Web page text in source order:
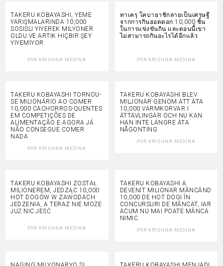
TAKERU KOBAYASHI, YEME
YARIŞMALARINDA 10,000
SOSISLI YIYEREK MILYONER
OLDU VE ARTIK HIÇBIR ŞEY
YIYEMIYOR
POR KRISHNA MEDINA
ทาเครุ โคบายาชิกลายเป็นเศรษฐี
จากการกินฮอตดอก 10,000 ชิ้น
ในการแข่งขันกิน และตอนนี้เขา
ไม่สามารถกินอะไรได้อีกแล้ว
POR KRISHNA MEDINA
TAKERU KOBAYASHI TORNOU-
SE MILIONÁRIO AO COMER
10,000 CACHORROS-QUENTES
EM COMPETIÇÕES DE
ALIMENTAÇÃO E AGORA JÁ
NÃO CONSEGUE COMER
NADA
POR KRISHNA MEDINA
TAKERU KOBAYASHI BLEV
MILJONÄR GENOM ATT ÄTA
10,000 VARMKORVAR I
ÄTTÄVLINGAR OCH NU KAN
HAN INTE LÄNGRE ÄTA
NÅGONTING
POR KRISHNA MEDINA
TAKERU KOBAYASHI ZOSTAŁ
MILIONEREM, JEDZĄC 10,000
HOT DOGÓW W ZAWODACH
JEDZENIA, A TERAZ NIE MOŻE
JUŻ NIC JEŚĆ
POR KRISHNA MEDINA
TAKERU KOBAYASHI A
DEVENIT MILIONAR MÂNCÂND
10,000 DE HOT DOGI ÎN
CONCURSURI DE MÂNCAT, IAR
ACUM NU MAI POATE MÂNCA
NIMIC
POR KRISHNA MEDINA